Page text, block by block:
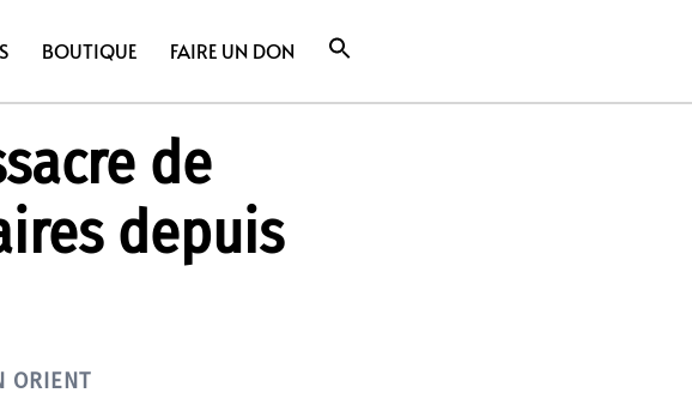
BOUTIQUE FAIRE UN DON
de
depuis
ORIENT